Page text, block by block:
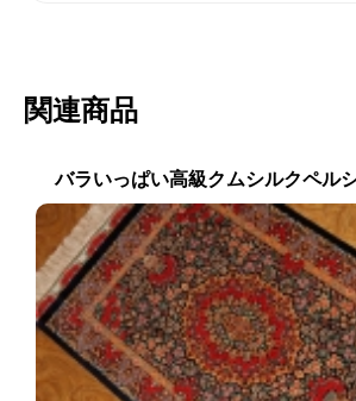
関連商品
バラいっぱい高級クムシルクペル